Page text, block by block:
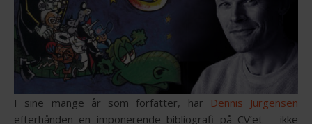
I sine mange år som forfatter, har
Dennis Jürgensen
efterhånden en imponerende bibliografi på CV’et – ikke